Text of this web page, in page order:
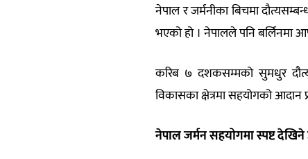
नेपाल र जर्मनीका बिचमा
भएको हो । नेपालले पनि बर्लिनमा
करिब ७ दशकसम्मको सुमधुर
विकासका क्षेत्रमा सहयोगको आदान
नेपाल जर्मन सहयोगमा स्पष्ट देखिने